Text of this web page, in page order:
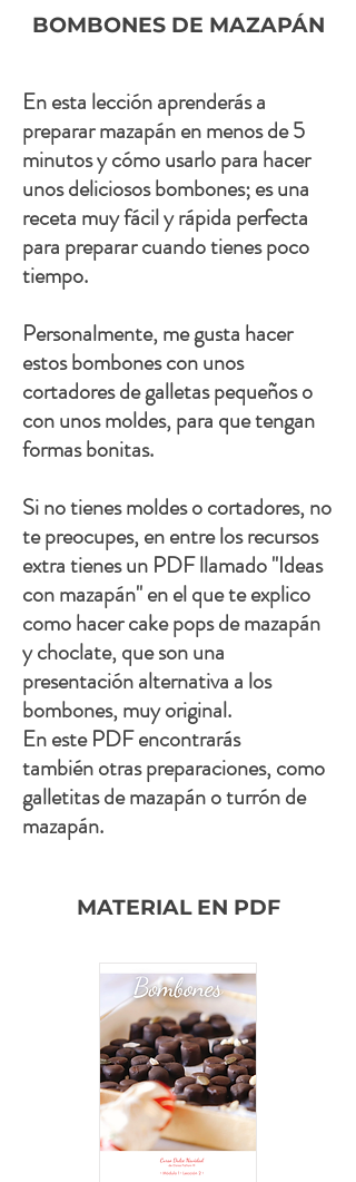
BOMBONES DE MAZAPÁN
En esta lección aprenderás a
preparar mazapán en menos de 5
minutos y cómo usarlo para hacer
unos deliciosos bombones; es una
receta muy fácil y rápida perfecta
para preparar cuando tienes poco
tiempo.
Personalmente, me gusta hacer
estos bombones con unos
cortadores de galletas pequeños o
con unos moldes, para que tengan
formas bonitas.
Si no tienes moldes o cortadores, no
te preocupes, en entre los recursos
extra tienes un PDF llamado "Ideas
con mazapán" en el que te explico
como hacer cake pops de mazapán
y choclate, que son una
presentación alternativa a los
bombones, muy original.
En este PDF encontrarás
tambiénotras preparaciones, como
galletitas de mazapán o turrón de
mazapán.
MATERIAL EN PDF